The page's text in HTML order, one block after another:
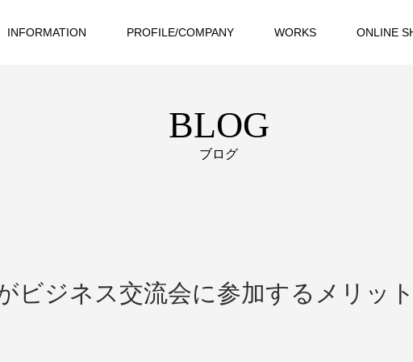
INFORMATION PROFILE/COMPANY WORKS ONLINE
BLOG
ブログ
ビジネス交流会に参加するメリッ